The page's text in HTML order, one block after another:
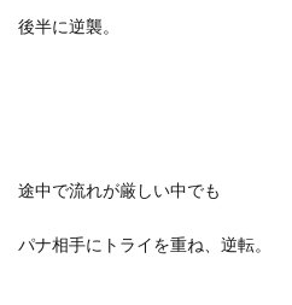
後半に逆襲。
途中で流れが厳しい中でも
パナ相手にトライを重ね、逆転。